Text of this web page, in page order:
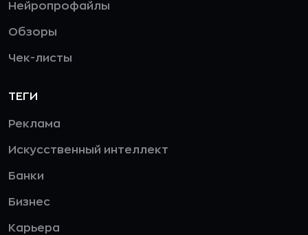
Нейропрофайлы
Обзоры
Чек-листы
ТЕГИ
Реклама
Искусственный интеллект
Банки
Бизнес
Карьера